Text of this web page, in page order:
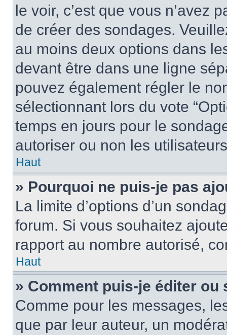
le voir, c’est que vous n’avez
de créer des sondages.
au moins deux options dans
devant être dans une ligne
pouvez également régler le
sélectionnant lors du vote
temps en jours pour le
autoriser ou non les
Haut
» Pourquoi ne puis-je pas
La limite d’options d’un
forum. Si vous souhaitez
rapport au nombre autorisé,
Haut
» Comment puis-je éditer ou
Comme pour les messages,
que par leur auteur, un